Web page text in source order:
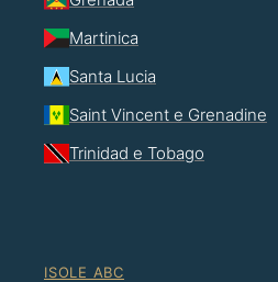
Martinica
Santa Lucia
Saint Vincent e Grenadine
Trinidad e Tobago
ISOLE ABC